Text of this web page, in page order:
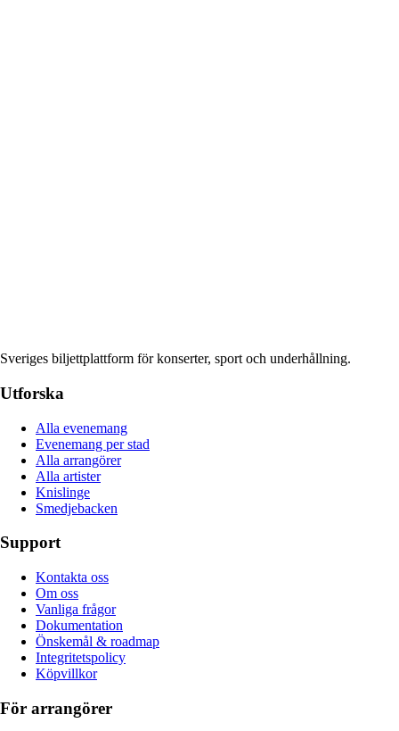
Sveriges biljettplattform för konserter, sport och underhållning.
Utforska
Alla evenemang
Evenemang per stad
Alla arrangörer
Alla artister
Knislinge
Smedjebacken
Support
Kontakta oss
Om oss
Vanliga frågor
Dokumentation
Önskemål & roadmap
Integritetspolicy
Köpvillkor
För arrangörer